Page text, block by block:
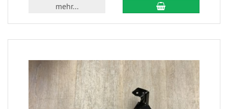
mehr...